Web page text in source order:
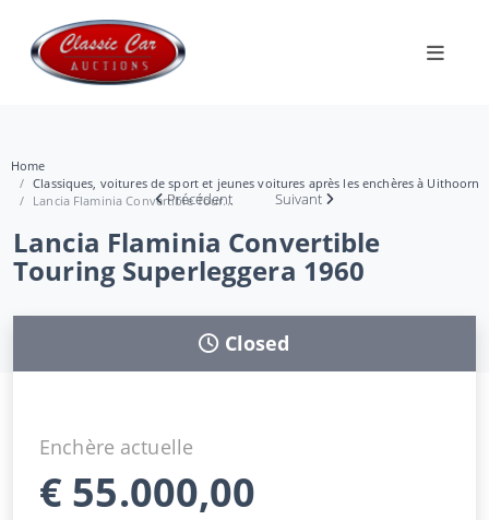
Home
Classiques, voitures de sport et jeunes voitures après les enchères à Uithoorn
Lancia Flaminia Convertible Tour...
Précédent Suivant
Lancia Flaminia Convertible
Touring Superleggera 1960
Closed
Enchère actuelle
€ 55.000,00